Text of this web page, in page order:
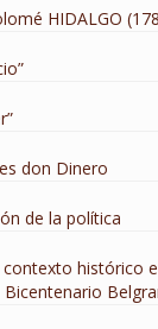
HIDALGO
don Dinero
de la política
histórico